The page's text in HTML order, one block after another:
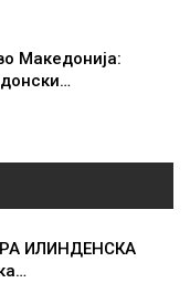
Македонија:
ИЛИНДЕНСКА